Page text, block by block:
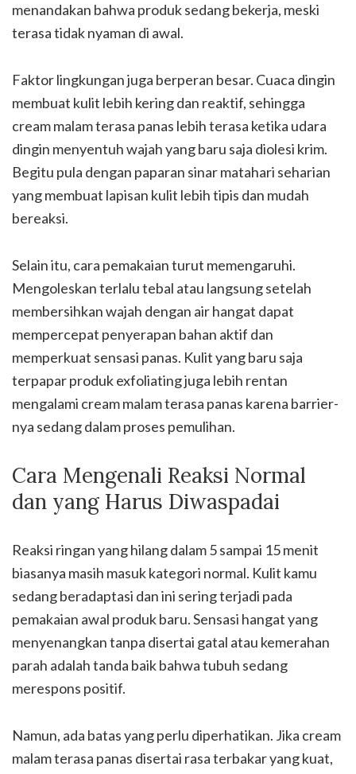
menandakan bahwa produk sedang bekerja, meski
terasa tidak nyaman di awal.
Faktor lingkungan juga berperan besar. Cuaca dingin
membuat kulit lebih kering dan reaktif, sehingga
cream malam terasa panas lebih terasa ketika udara
dingin menyentuh wajah yang baru saja diolesi krim.
Begitu pula dengan paparan sinar matahari seharian
yang membuat lapisan kulit lebih tipis dan mudah
bereaksi.
Selain itu, cara pemakaian turut memengaruhi.
Mengoleskan terlalu tebal atau langsung setelah
membersihkan wajah dengan air hangat dapat
mempercepat penyerapan bahan aktif dan
memperkuat sensasi panas. Kulit yang baru saja
terpapar produk exfoliating juga lebih rentan
mengalami cream malam terasa panas karena barrier-
nya sedang dalam proses pemulihan.
Cara Mengenali Reaksi Normal
dan yang Harus Diwaspadai
Reaksi ringan yang hilang dalam 5 sampai 15 menit
biasanya masih masuk kategori normal. Kulit kamu
sedang beradaptasi dan ini sering terjadi pada
pemakaian awal produk baru. Sensasi hangat yang
menyenangkan tanpa disertai gatal atau kemerahan
parah adalah tanda baik bahwa tubuh sedang
merespons positif.
Namun, ada batas yang perlu diperhatikan. Jika cream
malam terasa panas disertai rasa terbakar yang kuat,